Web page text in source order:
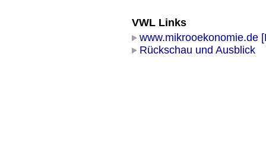
VWL Links
www.mikrooekonomie.de
Rückschau und Ausblick